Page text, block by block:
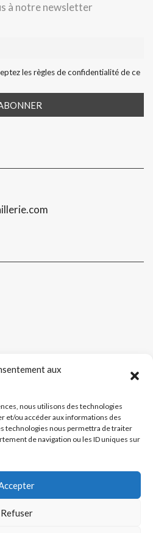
aux
nous utilisons des technologies
et/ou accéder aux informations des
technologies nous permettra de traiter
de navigation ou les ID uniques sur
Refuser
à notre newsletter
les règles de confidentialité de ce